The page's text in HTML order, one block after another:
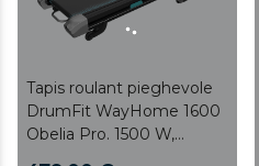
Tapis roulant pieghevole
DrumFit WayHome 1600
Obelia Pro. 1500 W,